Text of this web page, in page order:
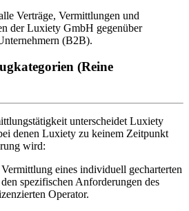
Verträge, Vermittlungen und
der Luxiety GmbH gegenüber
(B2B).
(Reine
unterscheidet Luxiety
denen Luxiety zu keinem Zeitpunkt
wird:
eines individuell gecharterten
spezifischen Anforderungen des
Operator.